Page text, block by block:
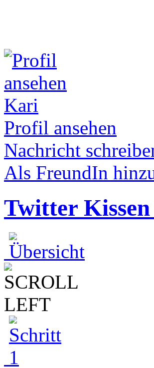
Kari
Profil ansehen
Nachricht
Als FreundIn
Twitter Kissen